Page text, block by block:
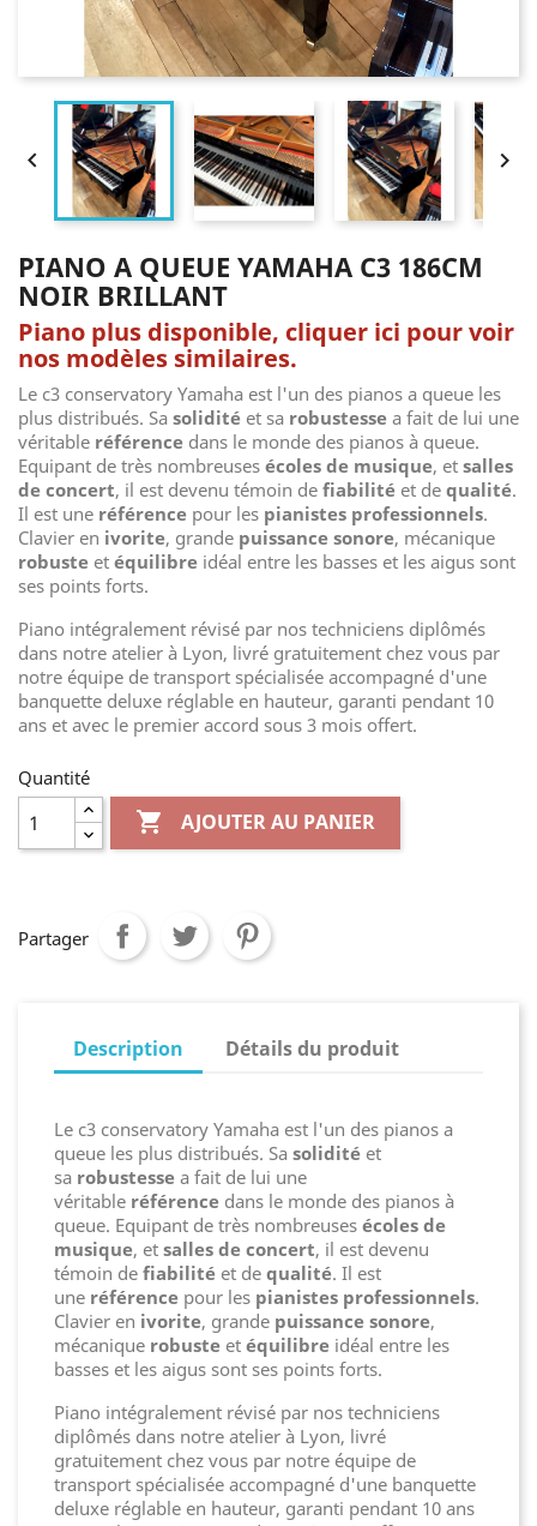
 
PIANO A QUEUE YAMAHA C3 186CM
NOIR BRILLANT
Piano plus disponible, cliquer ici pour voir
nos modèles similaires.
Le c3 conservatory Yamaha est l'un des pianos a queue les
plus distribués. Sa solidité et sa robustesse a fait de lui une
véritable référence dans le monde des pianos à queue.
Equipant de très nombreuses écoles de musique, et salles
de concert, il est devenu témoin de fiabilité et de qualité.
Il est une référence pour les pianistes professionnels.
Clavier en ivorite, grande puissance sonore, mécanique
robuste et équilibre idéal entre les basses et les aigus sont
ses points forts.
Piano intégralement révisé par nos techniciens diplômés
dans notre atelier à Lyon, livré gratuitement chez vous par
notre équipe de transport spécialisée accompagné d'une
banquette deluxe réglable en hauteur, garanti pendant 10
ans et avec le premier accord sous 3 mois offert.
Quantité
 AJOUTER AU PANIER
Partager
Description Détails du produit
Le c3 conservatory Yamaha est l'un des pianos a
queue les plus distribués. Sa solidité et
sa robustesse a fait de lui une
véritable référence dans le monde des pianos à
queue. Equipant de très nombreuses écoles de
musique, et salles de concert, il est devenu
témoin de fiabilité et de qualité. Il est
une référence pour les pianistes professionnels.
Clavier en ivorite, grande puissance sonore,
mécanique robuste et équilibre idéal entre les
basses et les aigus sont ses points forts.
Piano intégralement révisé par nos techniciens
diplômés dans notre atelier à Lyon, livré
gratuitement chez vous par notre équipe de
transport spécialisée accompagné d'une banquette
deluxe réglable en hauteur, garanti pendant 10 ans